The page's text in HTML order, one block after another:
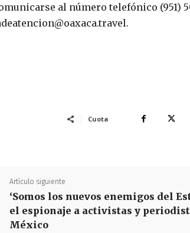
al número telefónico (951)
Cuota
Artículo siguiente
‘Somos los nuevos enemigos del
el espionaje a activistas y
México